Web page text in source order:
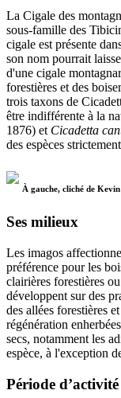
La Cigale des
sous-famille des
cigale est présente
son nom pourrait
d'une cigale
forestières et des
trois taxons de
être indifférente à la
1876) et Cicadetta
des espèces
À gauche, cliché de
Ses milieux
Les imagos
préférence pour les
clairières forestières
développent sur des
des allées forestières
régénération
secs, notamment les
espèce, à l'exception
Période d’activité